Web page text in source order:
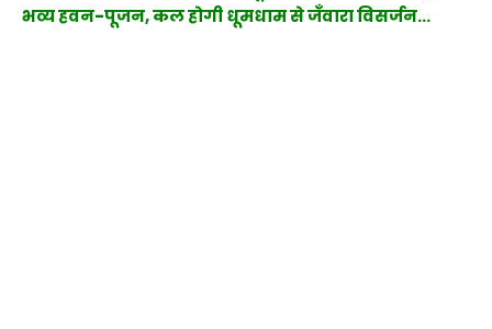
भव्य हवन-पूजन, कल होगी धूमधाम से जँवारा विसर्जन…